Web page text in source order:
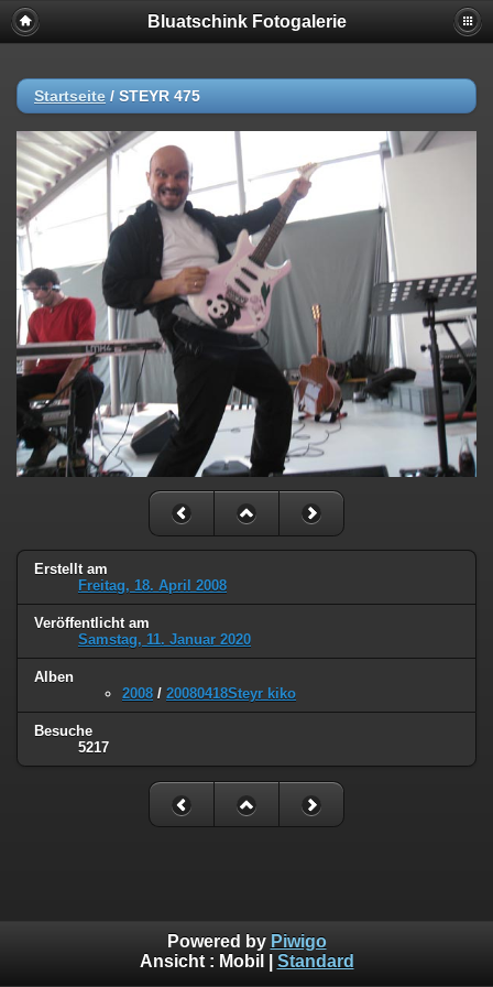
Bluatschink Fotogalerie
Startseite / STEYR 475
Erstellt am
Freitag, 18. April 2008
Veröffentlicht am
Samstag, 11. Januar 2020
Alben
2008 / 20080418Steyr kiko
Besuche
5217
Powered by Piwigo
Ansicht : Mobil Standard